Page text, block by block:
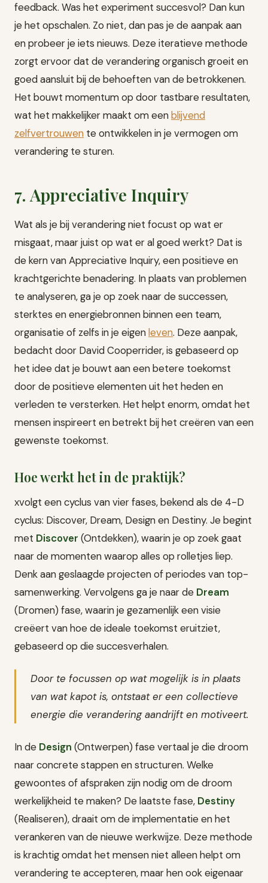
feedback. Was het experiment succesvol? Dan kun
je het opschalen. Zo niet, dan pas je de aanpak aan
en probeer je iets nieuws. Deze iteratieve methode
zorgt ervoor dat de verandering organisch groeit en
goed aansluit bij de behoeften van de betrokkenen.
Het bouwt momentum op door tastbare resultaten,
wat het makkelijker maakt om eenblijvend
zelfvertrouwen te ontwikkelen in je vermogen om
verandering te sturen.
7. Appreciative Inquiry
Wat als je bij verandering niet focust op wat er
misgaat, maar juist op wat er al goed werkt? Dat is
de kern van Appreciative Inquiry, een positieve en
krachtgerichte benadering. In plaats van problemen
te analyseren, ga je op zoek naar de successen,
sterktes en energiebronnen binnen een team,
organisatie of zelfs in je eigenleven. Deze aanpak,
bedacht door David Cooperrider, is gebaseerd op
het idee dat je bouwt aan een betere toekomst
door de positieve elementen uit het heden en
verleden te versterken. Het helpt enorm, omdat het
mensen inspireert en betrekt bij het creëren van een
gewenste toekomst.
Hoe werkt het in de praktijk?
xvolgt een cyclus van vier fases, bekend als de 4-D
cyclus: Discover, Dream, Design en Destiny. Je begint
met Discover (Ontdekken), waarin je op zoek gaat
naar de momenten waarop alles op rolletjes liep.
Denk aan geslaagde projecten of periodes van top-
samenwerking. Vervolgens ga je naar de Dream
(Dromen) fase, waarin je gezamenlijk een visie
creëert van hoe de ideale toekomst eruitziet,
gebaseerd op die succesverhalen.
Door te focussen op wat mogelijk is in plaats
van wat kapot is, ontstaat er een collectieve
energie die verandering aandrijft en motiveert.
In de Design (Ontwerpen) fase vertaal je die droom
naar concrete stappen en structuren. Welke
gewoontes of afspraken zijn nodig om de droom
werkelijkheid te maken? De laatste fase, Destiny
(Realiseren), draait om de implementatie en het
verankeren van de nieuwe werkwijze. Deze methode
is krachtig omdat het mensen niet alleen helpt om
verandering te accepteren, maar hen ook eigenaar